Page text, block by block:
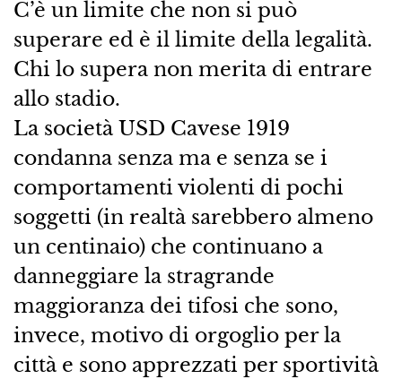
C’è un limite che non si può
superare ed è il limite della legalità.
Chi lo supera non merita di entrare
allo stadio.
La società USD Cavese 1919
condanna senza ma e senza se i
comportamenti violenti di pochi
soggetti (in realtà sarebbero almeno
un centinaio) che continuano a
danneggiare la stragrande
maggioranza dei tifosi che sono,
invece, motivo di orgoglio per la
città e sono apprezzati per sportività